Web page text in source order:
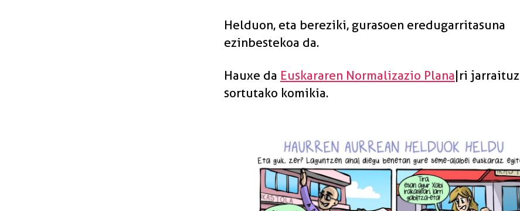
Helduon, eta bereziki, gurasoen eredugarritasuna
ezinbestekoa da.
Hauxe da Euskararen Normalizazio Plana |ri jarraituz
sortutako komikia.